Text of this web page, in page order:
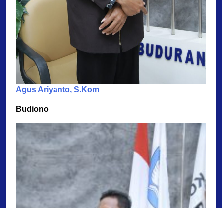
Agus Ariyanto, S.Kom
Budiono